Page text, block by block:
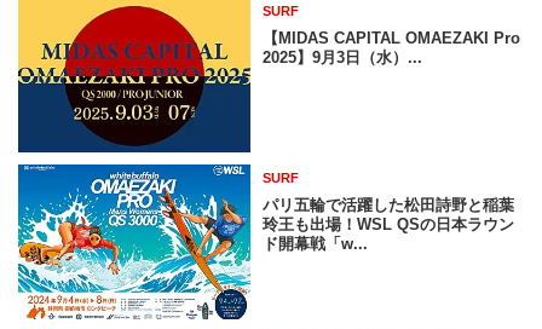
SURF
【MIDAS CAPITAL OMAEZAKI Pro
2025】9月3日（水）...
SURF
パリ五輪で活躍した松田詩野と稲葉
玲王も出場！WSL QSの日本ラウン
ド開幕戦「w...